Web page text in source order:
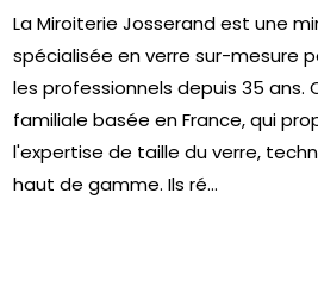
La Miroiterie Josserand est une
spécialisée en verre sur-mesure
les professionnels depuis 35 ans.
familiale basée en France, qui
l'expertise de taille du verre,
haut de gamme. Ils ré...